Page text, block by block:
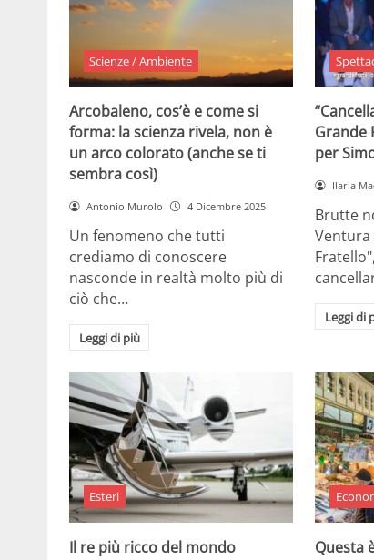
Scienze / Ambiente
Arcobaleno, cos’è e come si
forma: la scienza rivela, non è
un arco colorato (anche se ti
sembra così)
Antonio Murolo 4 Dicembre 2025
Un fenomeno che tutti
crediamo di conoscere
nasconde in realtà molto più di
ciò che…
Leggi di più
Grande
per
Ilaria
Brutte
Ventura
Leggi di
Esteri
Il re più ricco del mondo
Questa